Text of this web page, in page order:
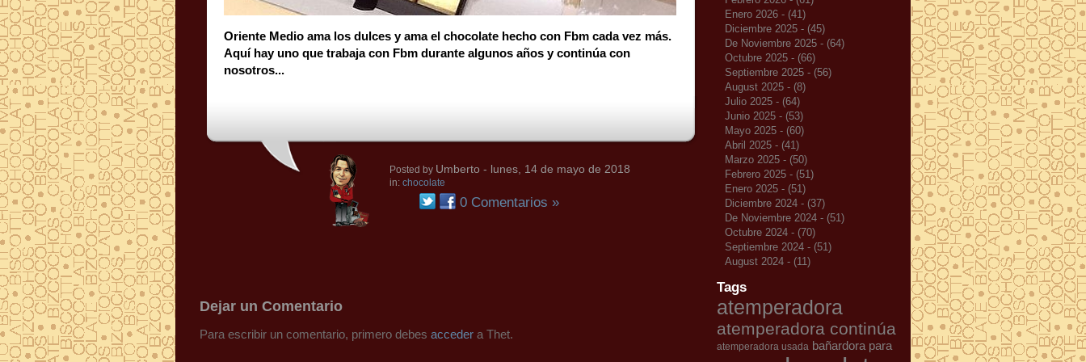
Oriente Medio ama los dulces y ama el chocolate hecho con Fbm cada vez más.
Aquí hay uno que trabaja con Fbm durante algunos años y continúa con
nosotros...
Posted by Umberto - lunes, 14 de mayo de 2018
in: chocolate
0 Comentarios »
Dejar un Comentario
Para escribir un comentario, primero debes acceder a Thet.
Enero 2026 - (41)
Diciembre 2025 - (45)
De Noviembre 2025 - (64)
Octubre 2025 - (66)
Septiembre 2025 - (56)
August 2025 - (8)
Julio 2025 - (64)
Junio 2025 - (53)
Mayo 2025 - (60)
Abril 2025 - (41)
Marzo 2025 - (50)
Febrero 2025 - (51)
Enero 2025 - (51)
Diciembre 2024 - (37)
De Noviembre 2024 - (51)
Octubre 2024 - (70)
Septiembre 2024 - (51)
August 2024 - (11)
Tags
atemperadora
atemperadora continúa
atemperadora usada bañardora para